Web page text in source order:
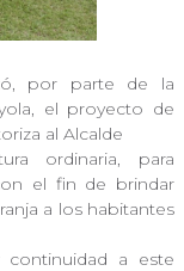
por parte de la
el proyecto de
al Alcalde
ordinaria, para
el fin de brindar
a los habitantes
a este